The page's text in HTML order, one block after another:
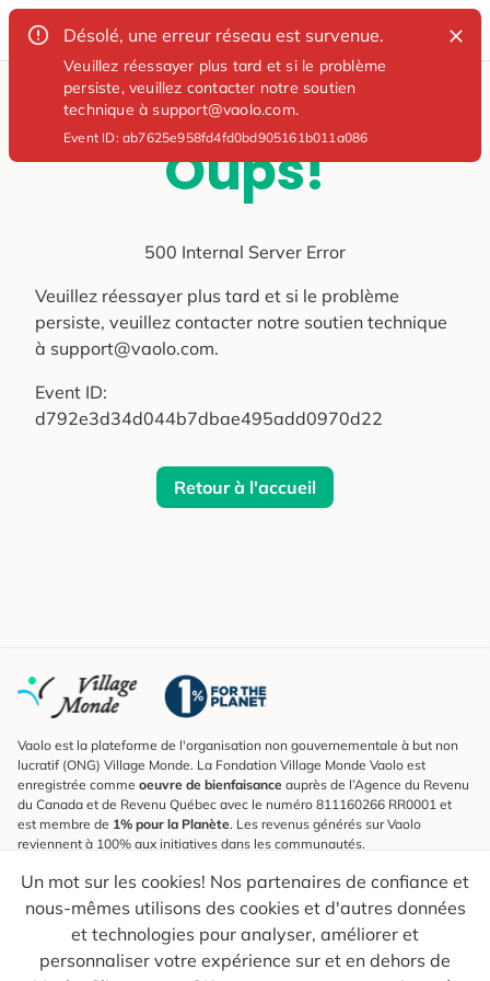
Désolé, une erreur réseau est survenue.
Veuillez réessayer plus tard et si le problème
persiste, veuillez contacter notre soutien
technique à support@vaolo.com.
Event ID:ab7625e958fd4fd0bd905161b011a086
Oups!
500 Internal Server Error
Veuillez réessayer plus tard et si le problème
persiste, veuillez contacter notre soutien technique
à support@vaolo.com.
Event ID:
d792e3d34d044b7dbae495add0970d22
Retour à l'accueil
Un mot sur les cookies! Nos partenaires de confiance et
nous-mêmes utilisons des cookies et d'autres données
et technologies pour analyser, améliorer et
personnaliser votre expérience sur et en dehors de
Vaolo est la plateforme de l'organisation non gouvernementale à but non
lucratif (ONG) Village Monde. La Fondation Village Monde Vaolo est
enregistrée comme oeuvre de bienfaisance auprès de l’Agence du Revenu
du Canada et de Revenu Québec avec le numéro 811160266 RR0001 et
est membre de 1% pour la Planète. Les revenus générés sur Vaolo
reviennent à 100% aux initiatives dans les communautés.
S'inscrire à l'infolettre
Pour connaître les nouveautés, suivre nos explorateurs et recevoir des
astuces pour des voyages plus conscients.
Ton courriel